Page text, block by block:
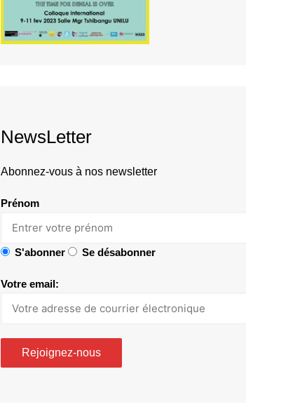
NewsLetter
Abonnez-vous à nos newsletter
Prénom
S'abonner Se désabonner
Votre email: